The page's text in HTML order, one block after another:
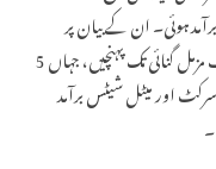
ہوئی۔ ان کے بیان پر
تحقیقات فریدآباد میں زیرِ تعلیم ڈاکٹر مزمل شکیل عرف مزمل گنائی تک پہنچیں، جہاں 5
اور میٹل شیٹس برآمد